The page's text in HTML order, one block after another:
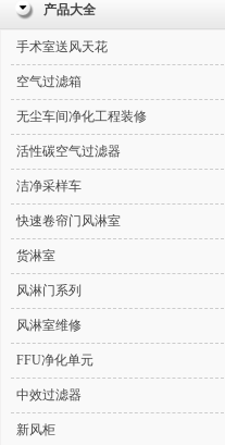
产品大全
手术室送风天花
空气过滤箱
无尘车间净化工程装修
活性碳空气过滤器
洁净采样车
快速卷帘门风淋室
货淋室
风淋门系列
风淋室维修
FFU净化单元
中效过滤器
新风柜